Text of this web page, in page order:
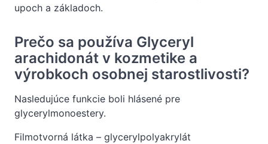
upoch a základoch.
Prečo sa používa Glyceryl
arachidonát v kozmetike a
výrobkoch osobnej starostlivosti?
Nasledujúce funkcie boli hlásené pre
glycerylmonoestery.
Filmotvorná látka – glycerylpolyakrylát